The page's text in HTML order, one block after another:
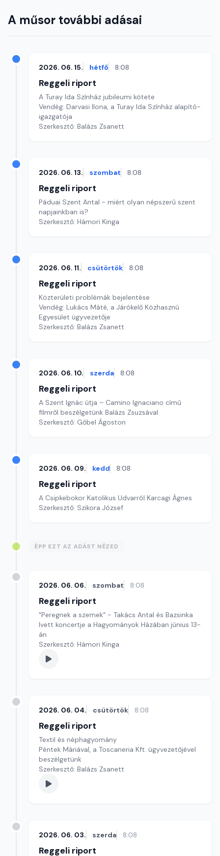
A műsor további adásai
2026. 06. 15. hétfő 8:08
Reggeli riport
A Turay Ida Színház jubileumi kötete
Vendég: Darvasi Ilona, a Turay Ida Színház alapító-
igazgatója
Szerkesztő: Balázs Zsanett
2026. 06. 13. szombat 8:08
Reggeli riport
Páduai Szent Antal - miért olyan népszerű szent
napjainkban is?
Szerkesztő: Hámori Kinga
2026. 06. 11. csütörtök 8:08
Reggeli riport
Közterületi problémák bejelentése
Vendég: Lukács Máté, a Járókelő Közhasznú
Egyesület ügyvezetője
Szerkesztő: Balázs Zsanett
2026. 06. 10. szerda 8:08
Reggeli riport
A Szent Ignác útja – Camino Ignaciano című
filmről beszélgetünk Balázs Zsuzsával
Szerkesztő: Gőbel Ágoston
2026. 06. 09. kedd 8:08
Reggeli riport
A Csipkebokor Katolikus Udvarról Karcagi Ágnes
Szerkesztő: Szikora József
ÉPP EZT AZ ADÁST NÉZED
2026. 06. 06. szombat 8:08
Reggeli riport
"Peregnek a szemek" - Takács Antal és Bazsinka
Ivett koncertje a Hagyományok Házában június 13-
án
Szerkesztő: Hámori Kinga
2026. 06. 04. csütörtök 8:08
Reggeli riport
Textil és néphagyomány
Péntek Máriával, a Toscaneria Kft. ügyvezetőjével
beszélgetünk
Szerkesztő: Balázs Zsanett
2026. 06. 03. szerda 8:08
Reggeli riport